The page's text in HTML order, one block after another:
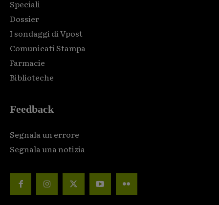
Speciali
Dossier
I sondaggi di Vpost
Comunicati Stampa
Farmacie
Biblioteche
Feedback
Segnala un errore
Segnala una notizia